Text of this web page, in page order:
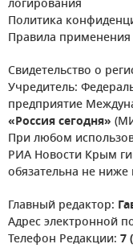
логирования
Политика
Правила
Свидетельство о
Учредитель:
предприятие
«Россия сегодня»
При любом
РИА Новости Крым
обязательна не ниже
Главный редактор:
Адрес электронной
Телефон Редакции: 7